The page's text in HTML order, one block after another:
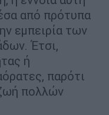
από πρότυπα
εμπειρία των
Έτσι,
ή
παρότι
πολλών